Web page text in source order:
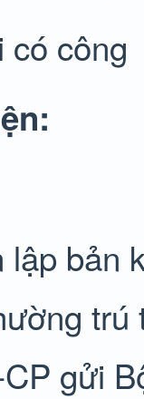
có công
bản
gửi